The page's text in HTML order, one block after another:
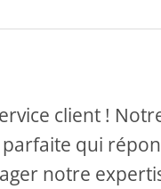
client !
qui
notre